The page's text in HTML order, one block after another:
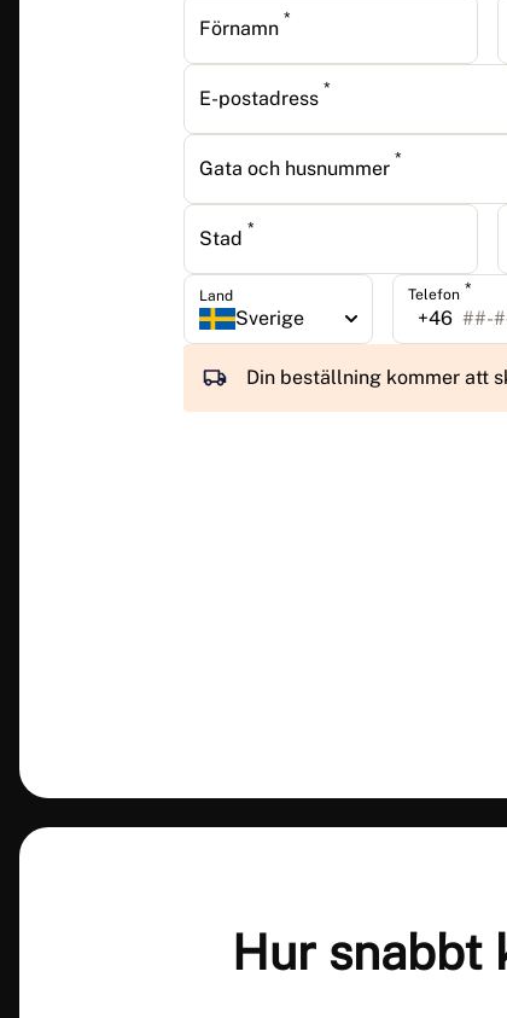
Förnamn *
E-postadress *
Gata och husnummer *
Stad *
Land
Sverige
Telefon *
+46
Din beställning kommer att
Hur snabbt